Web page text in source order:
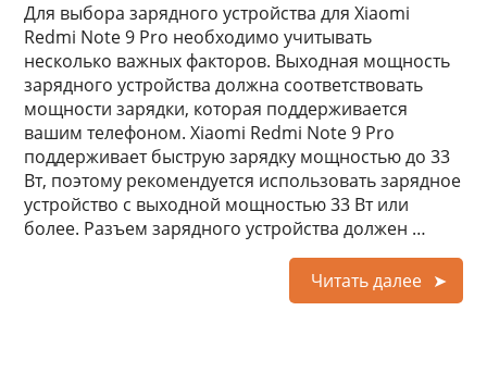
Для выбора зарядного устройства для Xiaomi
Redmi Note 9 Pro необходимо учитывать
несколько важных факторов. Выходная мощность
зарядного устройства должна соответствовать
мощности зарядки, которая поддерживается
вашим телефоном. Xiaomi Redmi Note 9 Pro
поддерживает быструю зарядку мощностью до 33
Вт, поэтому рекомендуется использовать зарядное
устройство с выходной мощностью 33 Вт или
более. Разъем зарядного устройства должен …
Читать далее